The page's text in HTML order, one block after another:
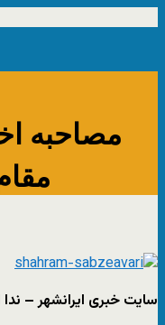
مصاحبه
سایت خبری ایرانشهر – ندا